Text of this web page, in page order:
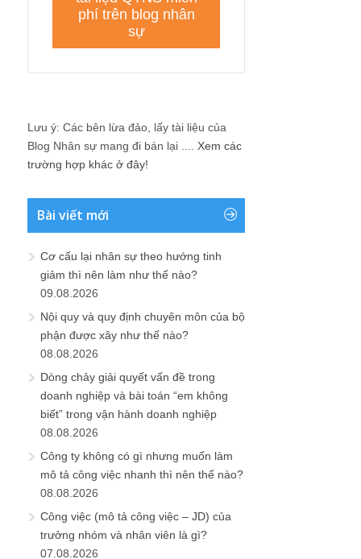
Lưu ý: Các bên lừa đảo, lấy tài liệu của
Blog Nhân sự mang đi bán lại .... Xem các
trường hợp khác ở đây!
Bài viết mới
Cơ cấu lại nhân sự theo hướng tinh
giảm thì nên làm như thế nào?
09.08.2026
Nội quy và quy định chuyên môn của bộ
phận được xây như thế nào?
08.08.2026
Dòng chảy giải quyết vấn đề trong
doanh nghiệp và bài toán “em không
biết” trong vận hành doanh nghiệp
08.08.2026
Công ty không có gì nhưng muốn làm
mô tả công việc nhanh thì nên thế nào?
08.08.2026
Công việc (mô tả công việc – JD) của
trưởng nhóm và nhân viên là gì?
07.08.2026